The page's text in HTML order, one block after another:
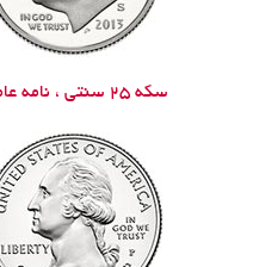
سکه 25 سنتی ، نامه عامیانه :